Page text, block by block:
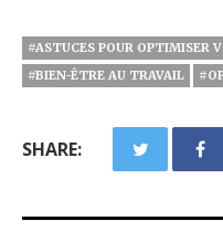
#ASTUCES POUR OPTIMISER
#BIEN-ÊTRE AU TRAVAIL
SHARE: